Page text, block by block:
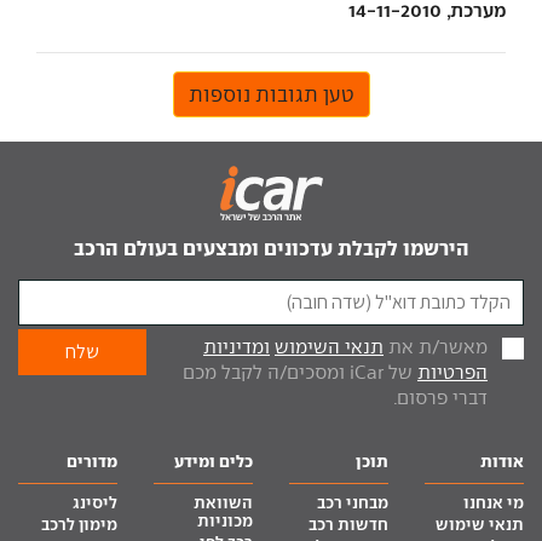
מערכת, 14-11-2010
טען תגובות נוספות
הירשמו לקבלת עדכונים ומבצעים בעולם הרכב
מאשר/ת את תנאי השימוש ומדיניות
הפרטיות
של iCar ומסכים/ה לקבל מכם
דברי פרסום.
אודות
מי אנחנו
תנאי שימוש
תוכן
מבחני רכב
חדשות רכב
כלים ומידע
השוואת
מכוניות
מדורים
ליסינג
מימון לרכב